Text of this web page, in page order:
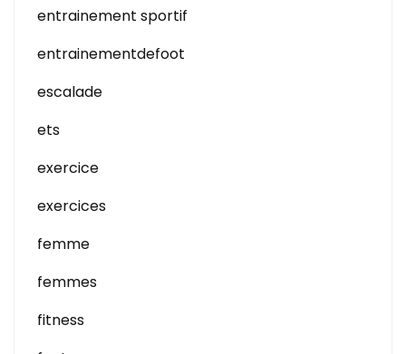
entrainement sportif
entrainementdefoot
escalade
ets
exercice
exercices
femme
femmes
fitness